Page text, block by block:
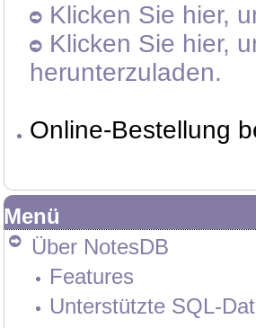
Klicken Sie hier,
Klicken Sie hier,
herunterzuladen.
Online-Bestellung
Menü
Über NotesDB
Features
Unterstützte SQL-